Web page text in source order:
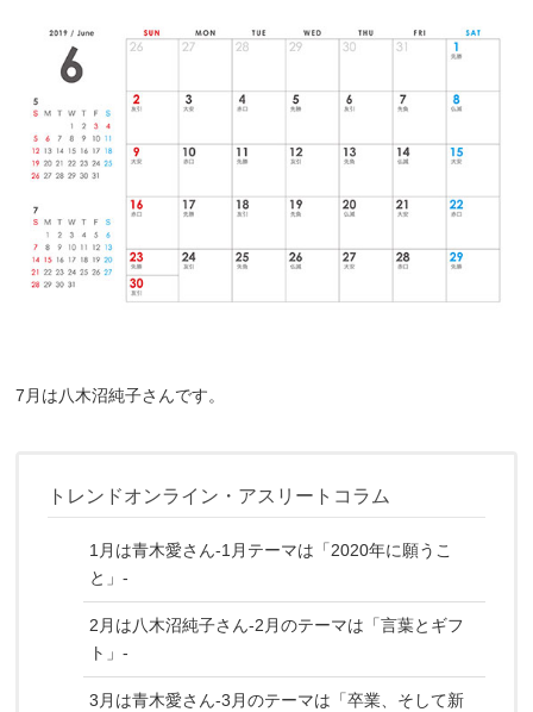
7月は八木沼純子さんです。
トレンドオンライン・アスリートコラム
1月は青木愛さん-1月テーマは「2020年に願うこ
と」-
2月は八木沼純子さん-2月のテーマは「言葉とギフ
ト」-
3月は青木愛さん-3月のテーマは「卒業、そして新